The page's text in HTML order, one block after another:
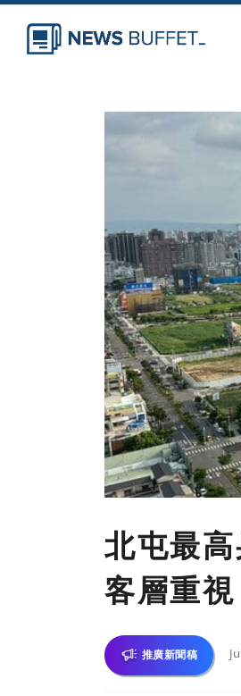
北屯最
客層重視
推廣新聞稿